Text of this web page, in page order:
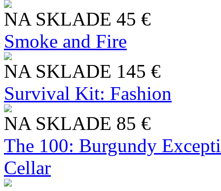
NA SKLADE 45 €
Smoke and Fire
NA SKLADE 145 €
Survival Kit: Fashion
NA SKLADE 85 €
The 100: Burgundy
Cellar